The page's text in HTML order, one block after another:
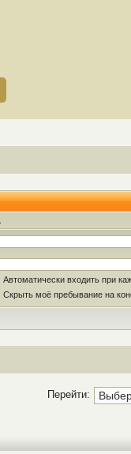
Автоматически входить при
Скрыть моё пребывание на
Перейти: